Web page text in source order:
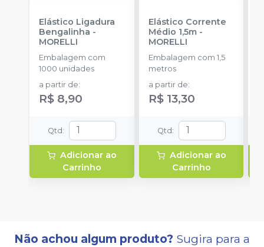
Elástico Ligadura
Bengalinha -
MORELLI
Embalagem com
1000 unidades
a partir de:
R$ 8,90
Qtd :
Adicionar ao
Carrinho
Elástico Corrente
Médio 1,5m-
MORELLI
Embalagem com 1,5
metros
a partir de:
R$ 13,30
Qtd :
Adicionar ao
Carrinho
Não achou algum produto? Sugira para a